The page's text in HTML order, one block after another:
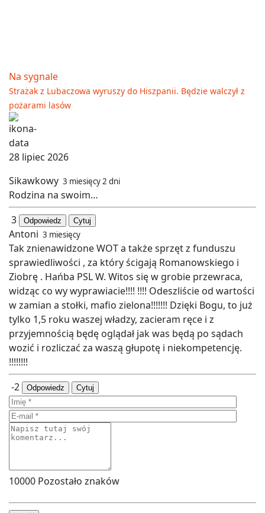
Na sygnale
Strażak z Lubaczowa wyruszy do Hiszpanii. Będzie walczył z
pożarami lasów
28 lipiec 2026
Sikawkowy 3 miesięcy 2 dni
Rodzina na swoim…
3
Odpowiedz Cytuj
Antoni 3 miesięcy
Tak znienawidzone WOT a także sprzęt z funduszu
sprawiedliwości , za który ścigają Romanowskiego i
Ziobrę . Hańba PSL W. Witos się w grobie przewraca,
widząc co wy wyprawiacie!!!! !!!! Odeszliście od wartości
w zamian a stołki, mafio zielona!!!!!!! Dzięki Bogu, to już
tylko 1,5 roku waszej władzy, zacieram ręce i z
przyjemnością będę oglądał jak was będą po sądach
wozić i rozliczać za waszą głupotę i niekompetencję.
!!!!!!!!
-2
Odpowiedz Cytuj
10000 Pozostało znaków